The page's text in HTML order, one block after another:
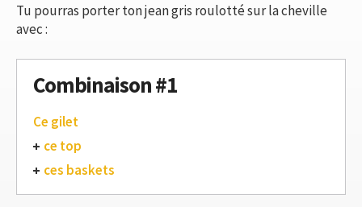
Tu pourras porter ton jean gris roulotté sur la cheville
avec :
Combinaison #1
Ce gilet
ce top
ces baskets